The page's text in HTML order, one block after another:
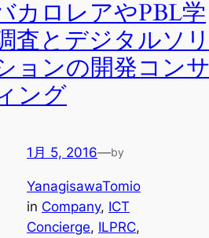
カロレアやPBL学
査とデジタルソ
ョンの開発コン
ング
1月 5, 2016—by
YanagisawaTomio
in Company, ICT
Concierge, ILPRC